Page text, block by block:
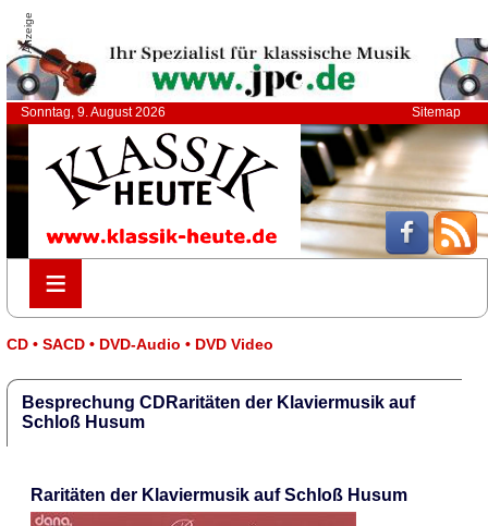
Anzeige
Sonntag, 9. August 2026 Sitemap
≡
≡
CD • SACD • DVD-Audio • DVD Video
Besprechung CDRaritäten der Klaviermusik auf
Schloß Husum
Raritäten der Klaviermusik auf Schloß Husum